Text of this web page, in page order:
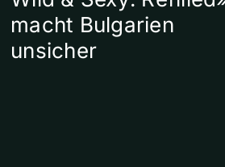
macht Bulgarien
unsicher